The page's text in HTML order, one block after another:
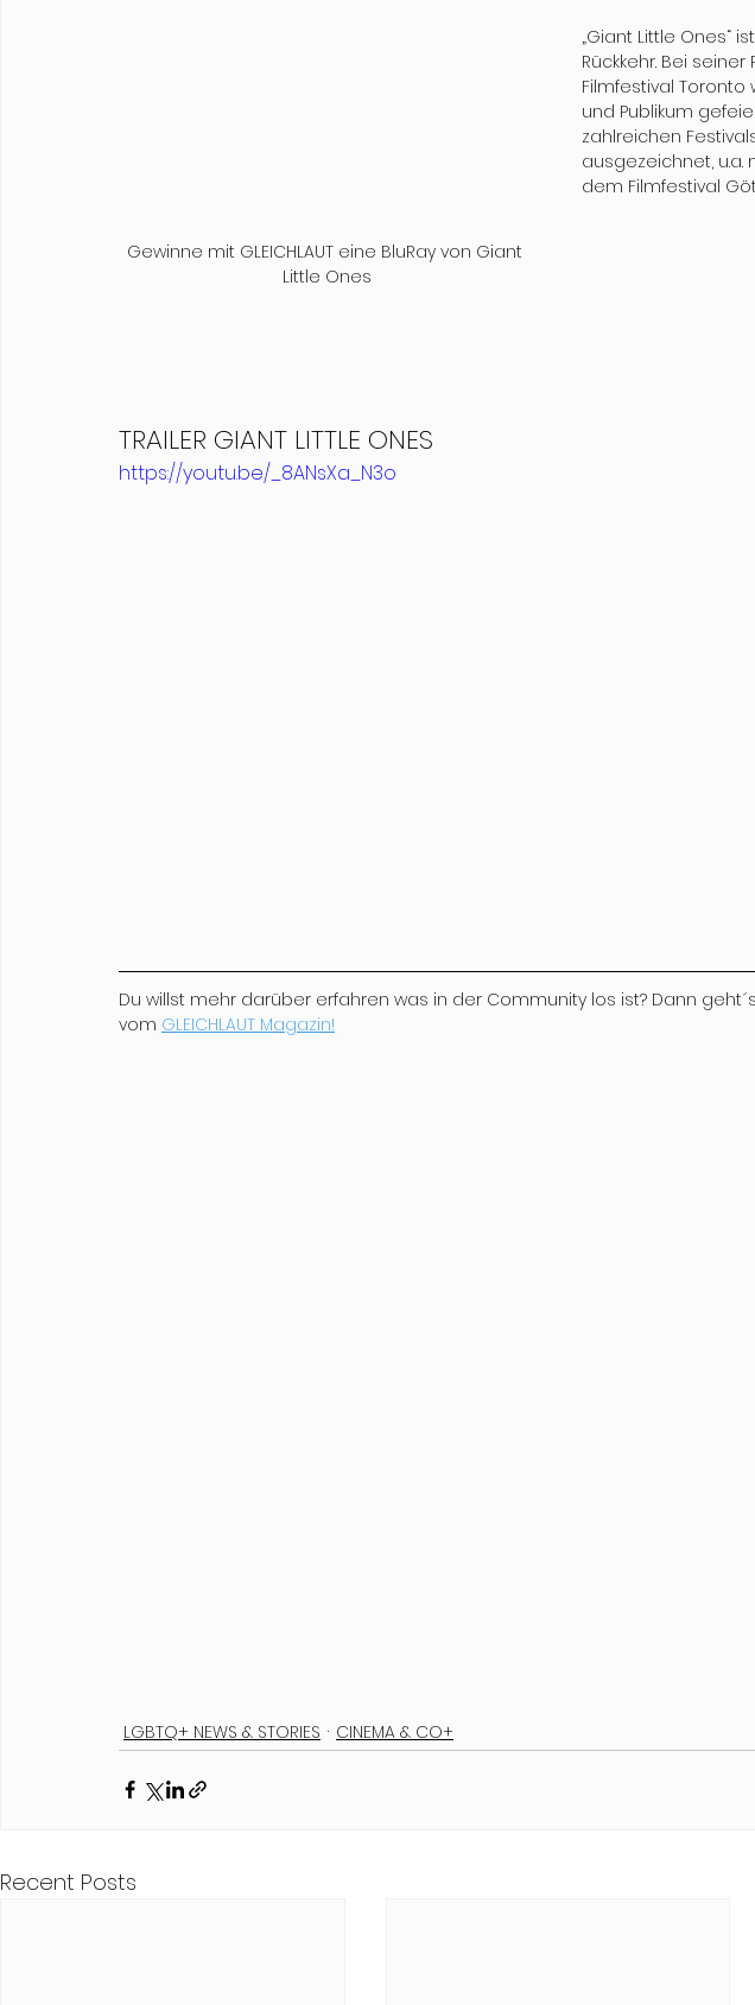
Gewinne mit GLEICHLAUT eine BluRay von Giant
Little Ones
„Giant Little Ones“
Rückkehr. Bei
Filmfestival Toronto
und Publikum
zahlreichen
ausgezeichnet, u.a.
dem Filmfestival
TRAILER GIANT LITTLE ONES
https://youtu.be/_8ANsXa_N3o
Du willst mehr darüber erfahren was in der Community los ist? Dann
vom GLEICHLAUT Magazin!
LGBTQ+ NEWS & STORIES CINEMA & CO+
Recent Posts